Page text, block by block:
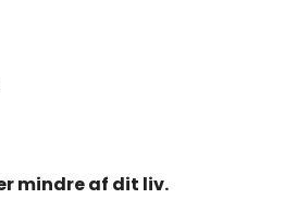
mindre af dit liv.